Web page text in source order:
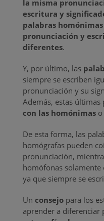
la misma
escritura y
palabras homónimas
pronunciación y
diferentes.
Y, por último, las
siempre se escriben
pronunciación y su
Además, estas últimas
con las homónimaso
De esta forma, las
homógrafas pueden
pronunciación,
homófonas
ya que siempre se
Un consejopara los
aprender a diferenciar